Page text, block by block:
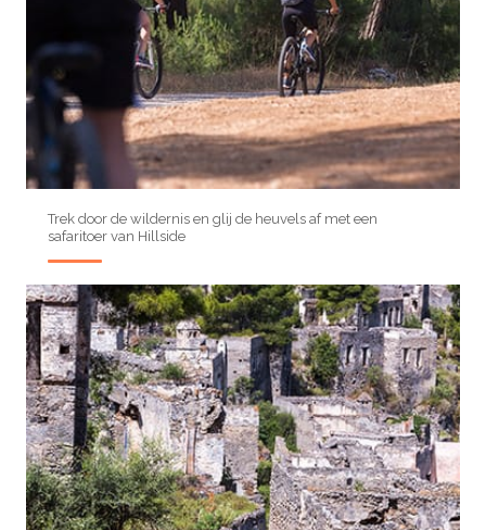
Trek door de wildernis en glij de heuvels af met een
safaritoer van Hillside